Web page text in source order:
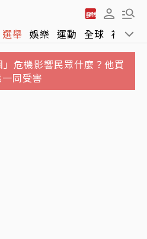
選舉 娛樂 運動 全球 社會
危機影響民眾什麼？他買
同受害